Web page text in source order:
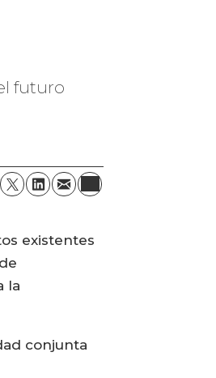
futuro
existentes
la
conjunta